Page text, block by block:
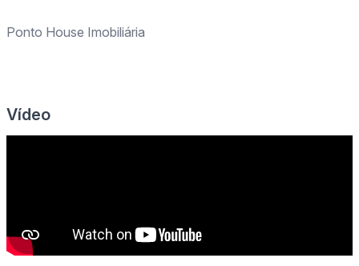
Ponto House Imobiliária
Vídeo